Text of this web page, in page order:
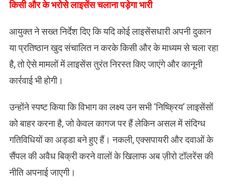
​किसी और के भरोसे लाइसेंस चलाना पड़ेगा भारी
आयुक्त ने सख्त निर्देश दिए कि यदि कोई लाइसेंसधारी अपनी दुकान
या प्रतिष्ठान खुद संचालित न करके किसी और के माध्यम से चला रहा
है, तो ऐसे मामलों में लाइसेंस तुरंत निरस्त किए जाएंगे और कानूनी
कार्रवाई भी होगी।
उन्होंने स्पष्ट किया कि विभाग का लक्ष्य उन सभी ‘निष्क्रिय’ लाइसेंसों
को बाहर करना है, जो केवल कागज पर हैं लेकिन असल में संदिग्ध
गतिविधियों का अड्डा बने हुए हैं। नकली, एक्सपायरी और दवाओं के
सैंपल की अवैध बिक्री करने वालों के खिलाफ अब ज़ीरो टॉलरेंस की
नीति अपनाई जाएगी।